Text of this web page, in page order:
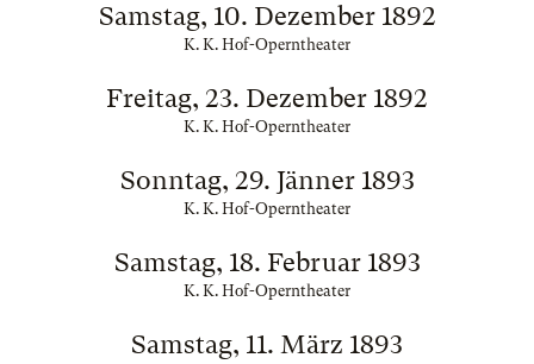
Samstag, 10. Dezember 1892
K. K. Hof-Operntheater
Freitag, 23. Dezember 1892
K. K. Hof-Operntheater
Sonntag, 29. Jänner 1893
K. K. Hof-Operntheater
Samstag, 18. Februar 1893
K. K. Hof-Operntheater
Samstag, 11. März 1893